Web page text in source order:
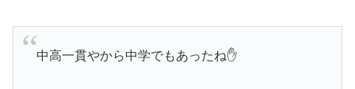
中高一貫やから中学でもあったね✋